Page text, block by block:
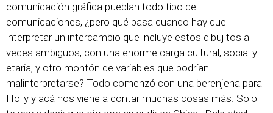
comunicación gráfica pueblan todo tipo de
comunicaciones, ¿pero qué pasa cuando hay que
interpretar un intercambio que incluye estos dibujitos a
veces ambiguos, con una enorme carga cultural, social y
etaria, y otro montón de variables que podrían
malinterpretarse? Todo comenzó con una berenjena para
Holly y acá nos viene a contar muchas cosas más. Solo